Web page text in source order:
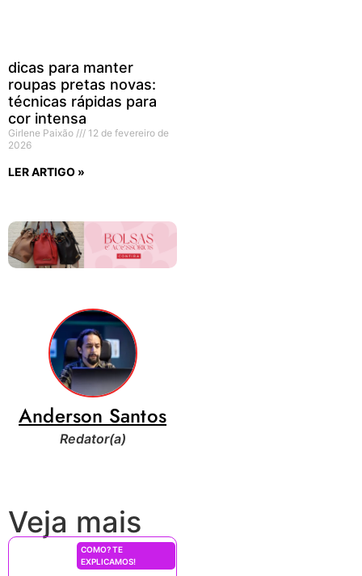
dicas para manter
roupas pretas novas:
técnicas rápidas para
cor intensa
Girlene Paixão
12 de fevereiro de
2026
LER ARTIGO »
Anderson Santos
Redator(a)
Veja mais
COMO? TE
EXPLICAMOS!